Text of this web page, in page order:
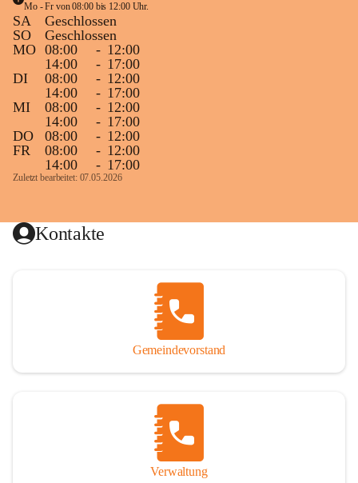
Mo - Fr von 08:00 bis 12:00 Uhr.
SA
Geschlossen
SO
Geschlossen
MO 08:00 - 12:00
14:00
- 17:00
DI
08:00 - 12:00
14:00
- 17:00
MI
08:00 - 12:00
14:00
- 17:00
DO
08:00 - 12:00
FR
08:00 - 12:00
14:00
- 17:00
Zuletzt bearbeitet: 07.05.2026
Kontakte
Gemeindevorstand
Verwaltung